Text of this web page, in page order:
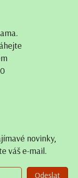
novinky,
váš e-mail.
Odeslat